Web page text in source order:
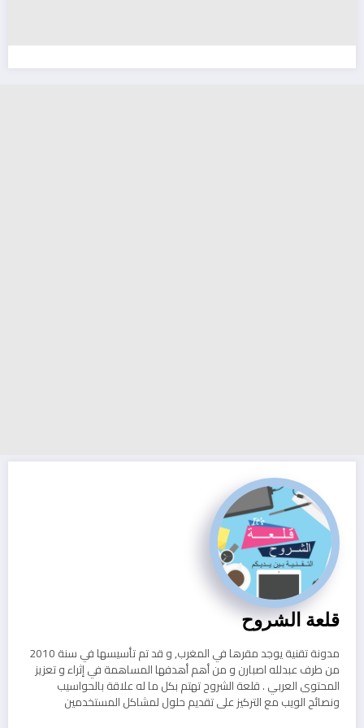
قلعة الشروح
مدونة تقنية يوجد مقرها في المغرب, و قد تم تأسيسها في سنة 2010
من طرف عبدلله اصبارن و من أهم أهدفها المساهمة في إثراء و تعزيز
المحتوى العربي . قلعة الشروح تهتم بكل ما له علاقة بالحواسيب
ونصائح الويب مع التركيز على تقديم حلول لمشاكل المستخدمين